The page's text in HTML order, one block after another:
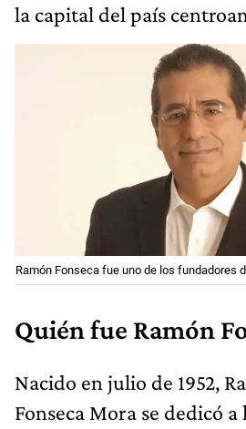
la capital del país
Ramón Fonseca fue uno de los fundadores
Quién fue Ramón
Nacido en julio de 1952,
Fonseca Mora se dedicó